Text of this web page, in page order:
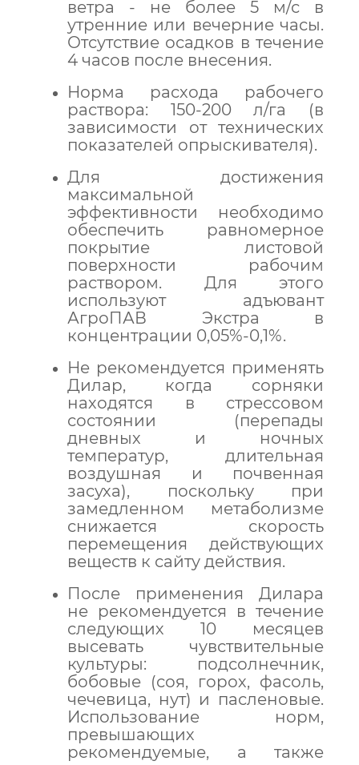
ветра - не более 5 м/с в
утренние или вечерние часы.
Отсутствие осадков в течение
4 часов после внесения.
Норма расхода рабочего
раствора: 150-200 л/га (в
зависимости от технических
показателей опрыскивателя).
Для достижения
максимальной
эффективности необходимо
обеспечить равномерное
покрытие листовой
поверхности рабочим
раствором. Для этого
используют адъювант
АгроПАВ Экстра в
концентрации 0,05%-0,1%.
Не рекомендуется применять
Дилар, когда сорняки
находятся в стрессовом
состоянии (перепады
дневных и ночных
температур, длительная
воздушная и почвенная
засуха), поскольку при
замедленном метаболизме
снижается скорость
перемещения действующих
веществ к сайту действия.
После применения Дилара
не рекомендуется в течение
следующих 10 месяцев
высевать чувствительные
культуры: подсолнечник,
бобовые (соя, горох, фасоль,
чечевица, нут) и пасленовые.
Использование норм,
превышающих
рекомендуемые, а также